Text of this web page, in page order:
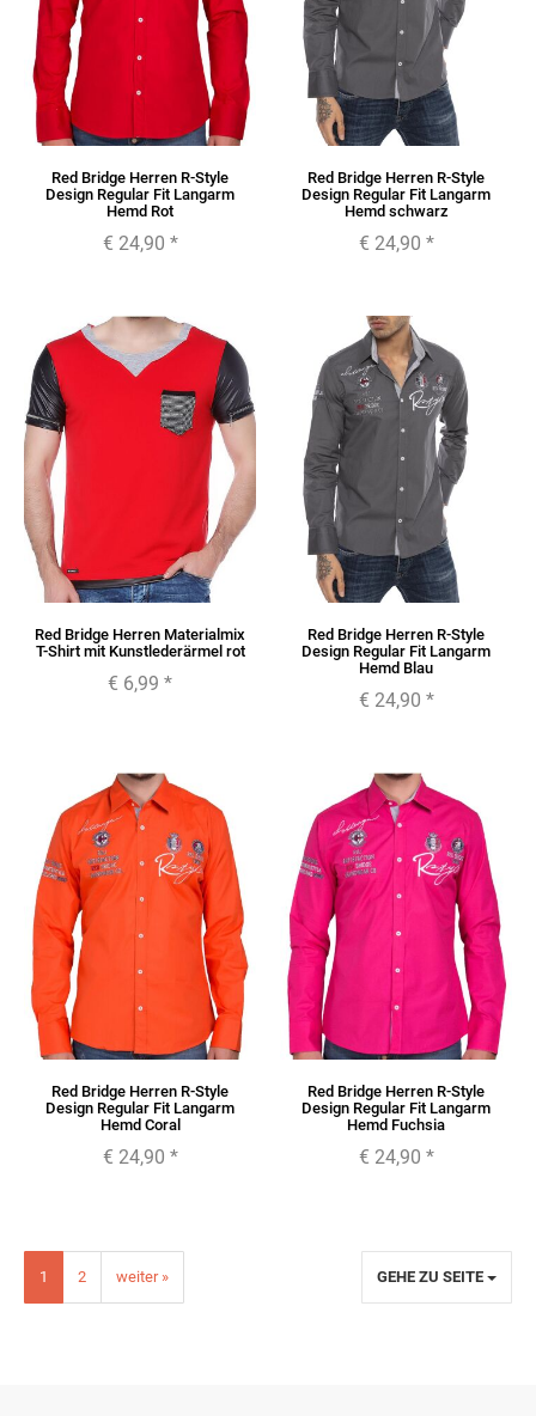
Red Bridge Herren R-Style
Design Regular Fit Langarm
Hemd Rot
€ 24,90 *
Red Bridge Herren R-Style
Design Regular Fit Langarm
Hemd schwarz
€ 24,90 *
Red Bridge Herren Materialmix
T-Shirt mit Kunstlederärmel rot
€ 6,99 *
Red Bridge Herren R-Style
Design Regular Fit Langarm
Hemd Blau
€ 24,90 *
Red Bridge Herren R-Style
Design Regular Fit Langarm
Hemd Coral
€ 24,90 *
Red Bridge Herren R-Style
Design Regular Fit Langarm
Hemd Fuchsia
€ 24,90 *
1 2 weiter » GEHE ZU SEITE